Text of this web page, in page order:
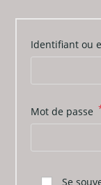
Identifiant ou
Mot de passe
Se